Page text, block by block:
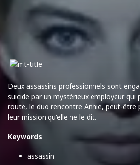
Deux assassins professionnels sont
suicide par un mystérieux employeur qui
route, le duo rencontre Annie, peut-être
leur mission qu'elle ne le dit.
Keywords
assassin